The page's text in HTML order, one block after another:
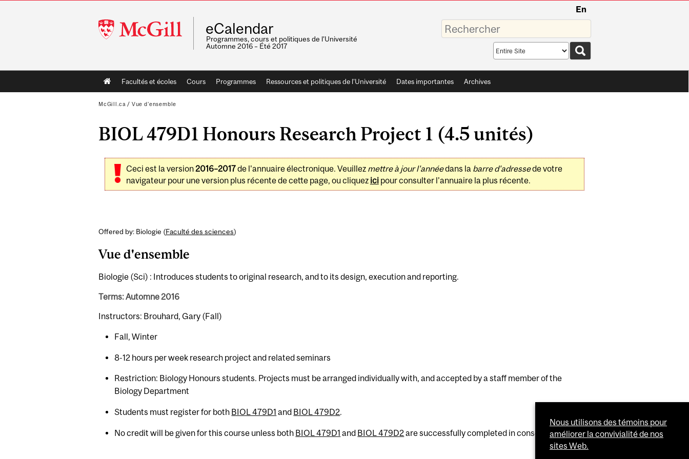
McGill
University
En
eCalendar
Programmes, cours et politiques de l'Université
Automne 2016 – Été 2017
Saisissez
vos
mots-
Search
scope
Main
navigation
Facultés et écoles Cours Programmes Ressources et politiques de l'Université Dates importantes Archives
McGill.ca / Vue d'ensemble
BIOL 479D1 Honours Research Project 1 (4.5 unités)
Ceci est la version2016–2017de l'annuaire électronique. Veuillez mettre à jour l'annéedans la barre d'adressede votre
navigateur pour une version plus récente de cette page, ou cliquez icipour consulter l'annuaire la plus récente.
Offered by: Biologie (Faculté des sciences)
Vue d'ensemble
Biologie (Sci) : Introduces students to original research, and to its design, execution and reporting.
Terms: Automne 2016
Instructors: Brouhard, Gary (Fall)
Fall, Winter
8-12 hours per week research project and related seminars
Restriction: Biology Honours students. Projects must be arranged individually with, and accepted by a staff member of the
Biology Department
Students must register for both BIOL 479D1 and BIOL 479D2.
No credit will be given for this course unless both BIOL 479D1 and BIOL 479D2are successfully completed in consecutive terms
Nous utilisons des témoins pour
améliorer la convivialité de nos
sites Web.